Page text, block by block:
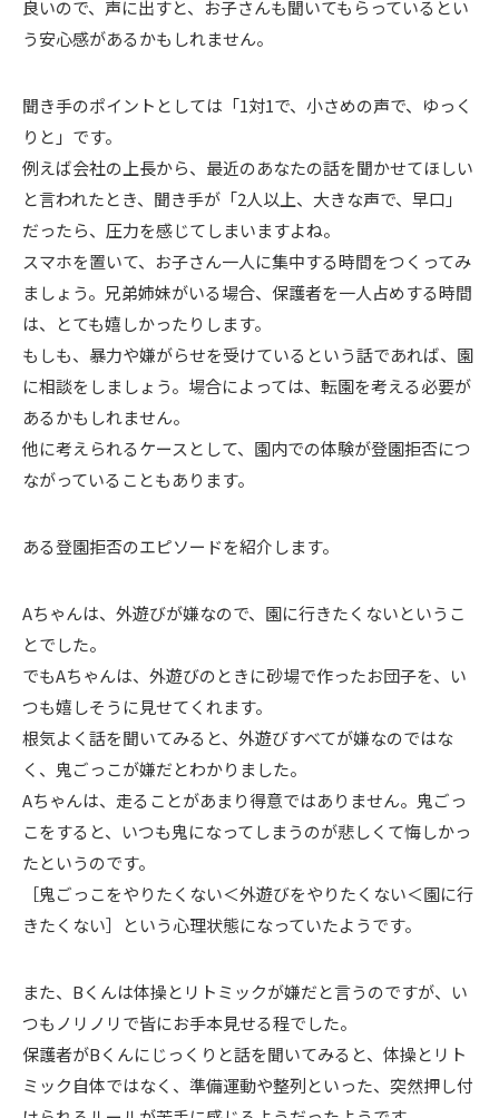
良いので、声に出すと、お子さんも聞いてもらっているとい
う安心感があるかもしれません。
聞き手のポイントとしては「1対1で、小さめの声で、ゆっく
りと」です。
例えば会社の上長から、最近のあなたの話を聞かせてほしい
と言われたとき、聞き手が「2人以上、大きな声で、早口」
だったら、圧力を感じてしまいますよね。
スマホを置いて、お子さん一人に集中する時間をつくってみ
ましょう。兄弟姉妹がいる場合、保護者を一人占めする時間
は、とても嬉しかったりします。
もしも、暴力や嫌がらせを受けているという話であれば、園
に相談をしましょう。場合によっては、転園を考える必要が
あるかもしれません。
他に考えられるケースとして、園内での体験が登園拒否につ
ながっていることもあります。
ある登園拒否のエピソードを紹介します。
Aちゃんは、外遊びが嫌なので、園に行きたくないというこ
とでした。
でもAちゃんは、外遊びのときに砂場で作ったお団子を、い
つも嬉しそうに見せてくれます。
根気よく話を聞いてみると、外遊びすべてが嫌なのではな
く、鬼ごっこが嫌だとわかりました。
Aちゃんは、走ることがあまり得意ではありません。鬼ごっ
こをすると、いつも鬼になってしまうのが悲しくて悔しかっ
たというのです。
［鬼ごっこをやりたくない＜外遊びをやりたくない＜園に行
きたくない］という心理状態になっていたようです。
また、Bくんは体操とリトミックが嫌だと言うのですが、い
つもノリノリで皆にお手本見せる程でした。
保護者がBくんにじっくりと話を聞いてみると、 体操とリト
ミック自体ではなく、 準備運動や整列といった、突然押し付